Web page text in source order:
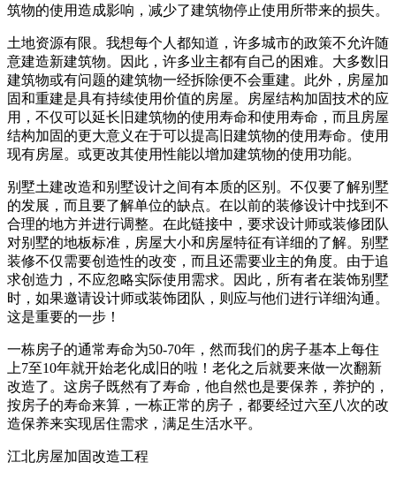
筑物的使用造成影响，减少了建筑物停止使用所带来的损失。
土地资源有限。我想每个人都知道，许多城市的政策不允许随
意建造新建筑物。因此，许多业主都有自己的困难。大多数旧
建筑物或有问题的建筑物一经拆除便不会重建。此外，房屋加
固和重建是具有持续使用价值的房屋。房屋结构加固技术的应
用，不仅可以延长旧建筑物的使用寿命和使用寿命，而且房屋
结构加固的更大意义在于可以提高旧建筑物的使用寿命。使用
现有房屋。或更改其使用性能以增加建筑物的使用功能。
别墅土建改造和别墅设计之间有本质的区别。不仅要了解别墅
的发展，而且要了解单位的缺点。在以前的装修设计中找到不
合理的地方并进行调整。在此链接中，要求设计师或装修团队
对别墅的地板标准，房屋大小和房屋特征有详细的了解。别墅
装修不仅需要创造性的改变，而且还需要业主的角度。由于追
求创造力，不应忽略实际使用需求。因此，所有者在装饰别墅
时，如果邀请设计师或装饰团队，则应与他们进行详细沟通。
这是重要的一步！
一栋房子的通常寿命为50-70年，然而我们的房子基本上每住
上7至10年就开始老化成旧的啦！老化之后就要来做一次翻新
改造了。这房子既然有了寿命，他自然也是要保养，养护的，
按房子的寿命来算，一栋正常的房子，都要经过六至八次的改
造保养来实现居住需求，满足生活水平。
江北房屋加固改造工程